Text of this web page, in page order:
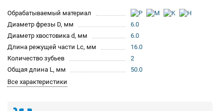
Обрабатываемый материал
Диаметр фрезы D, мм
6.0
Диаметр хвостовика d, мм
6.0
Длина режущей части Lc, мм
16.0
Количество зубьев
2
Общая длина L, мм
50.0
Все характеристики